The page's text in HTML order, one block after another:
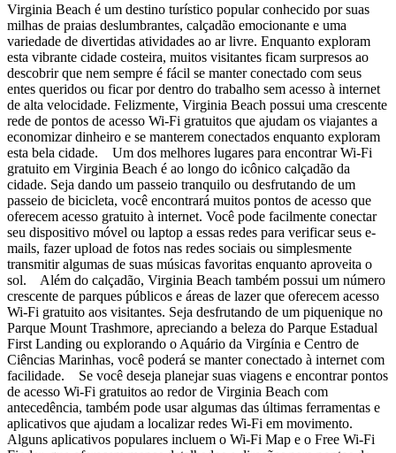
Virginia Beach é um destino turístico popular conhecido por suas
milhas de praias deslumbrantes, calçadão emocionante e uma
variedade de divertidas atividades ao ar livre. Enquanto exploram
esta vibrante cidade costeira, muitos visitantes ficam surpresos ao
descobrir que nem sempre é fácil se manter conectado com seus
entes queridos ou ficar por dentro do trabalho sem acesso à internet
de alta velocidade. Felizmente, Virginia Beach possui uma crescente
rede de pontos de acesso Wi-Fi gratuitos que ajudam os viajantes a
economizar dinheiro e se manterem conectados enquanto exploram
esta bela cidade. Um dos melhores lugares para encontrar Wi-Fi
gratuito em Virginia Beach é ao longo do icônico calçadão da
cidade. Seja dando um passeio tranquilo ou desfrutando de um
passeio de bicicleta, você encontrará muitos pontos de acesso que
oferecem acesso gratuito à internet. Você pode facilmente conectar
seu dispositivo móvel ou laptop a essas redes para verificar seus e-
mails, fazer upload de fotos nas redes sociais ou simplesmente
transmitir algumas de suas músicas favoritas enquanto aproveita o
sol. Além do calçadão, Virginia Beach também possui um número
crescente de parques públicos e áreas de lazer que oferecem acesso
Wi-Fi gratuito aos visitantes. Seja desfrutando de um piquenique no
Parque Mount Trashmore, apreciando a beleza do Parque Estadual
First Landing ou explorando o Aquário da Virgínia e Centro de
Ciências Marinhas, você poderá se manter conectado à internet com
facilidade. Se você deseja planejar suas viagens e encontrar pontos
de acesso Wi-Fi gratuitos ao redor de Virginia Beach com
antecedência, também pode usar algumas das últimas ferramentas e
aplicativos que ajudam a localizar redes Wi-Fi em movimento.
Alguns aplicativos populares incluem o Wi-Fi Map e o Free Wi-Fi